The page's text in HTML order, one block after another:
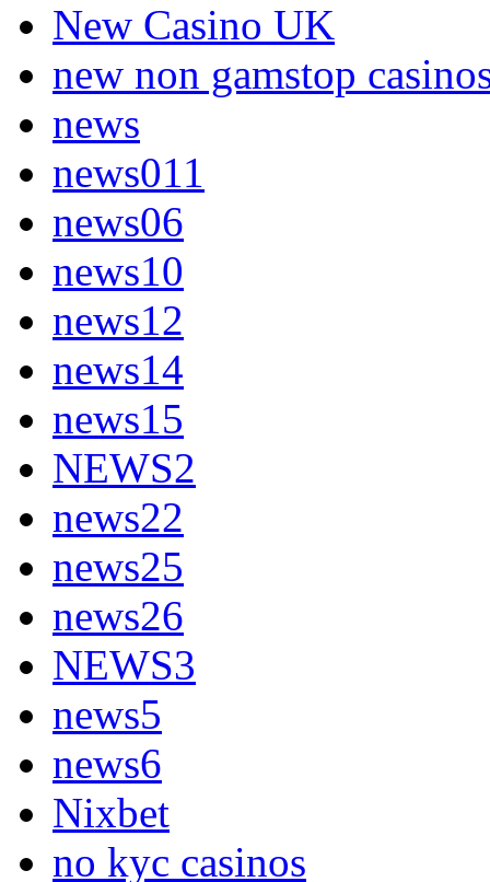
New Casino UK
new non gamstop
news
news011
news06
news10
news12
news14
news15
NEWS2
news22
news25
news26
NEWS3
news5
news6
Nixbet
no kyc casinos